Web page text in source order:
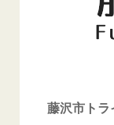
藤沢市ト